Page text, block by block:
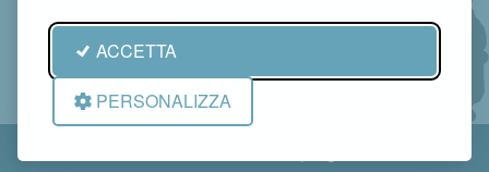
ACCETTA
PERSONALIZZA